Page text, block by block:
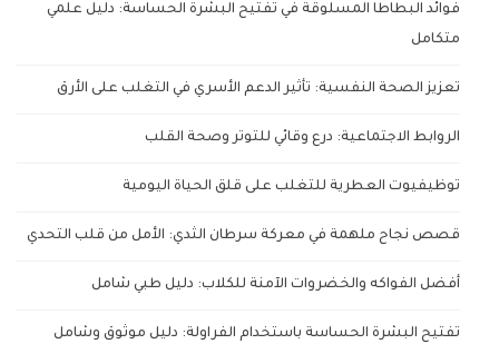
فوائد البطاطا المسلوقة في تفتيح البشرة الحساسة: دليل علمي
متكامل
تعزيز الصحة النفسية: تأثير الدعم الأسري في التغلب على الأرق
الروابط الاجتماعية: درع وقائي للتوتر وصحة القلب
توظيفيوت العطرية للتغلب على قلق الحياة اليومية
قصص نجاح ملهمة في معركة سرطان الثدي: الأمل من قلب التحدي
أفضل الفواكه والخضروات الآمنة للكلاب: دليل طبي شامل
تفتيح البشرة الحساسة باستخدام الفراولة: دليل موثوق وشامل